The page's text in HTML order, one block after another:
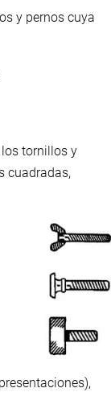
y pernos cuya
tornillos y
cuadradas,